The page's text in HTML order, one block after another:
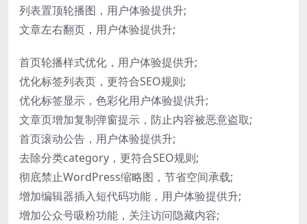
列表置顶轮播图，用户体验提供升;
文章左右翻页，用户体验提供升;
首页轮播样式优化，用户体验提供升;
优化标签列表页，更符合SEO规则;
优化标签显示，色彩化用户体验提供升;
文章页增加复制弹窗提示，防止内容被恶意盗取;
首页滚动公告，用户体验提供升;
去除分类category，更符合SEO规则;
彻底禁止WordPress缩略图，节省空间承载;
增加编辑器插入短代码功能，用户体验提供升;
增加公众号吸粉功能，关注访问隐藏内容;